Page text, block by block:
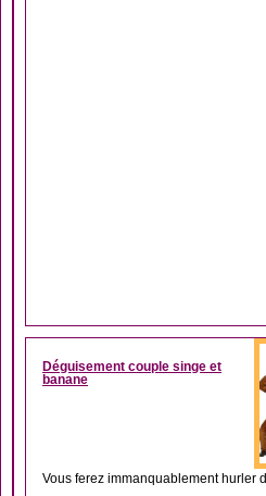
Déguisement couple singe et
banane
Vous ferez immanquablement hurler